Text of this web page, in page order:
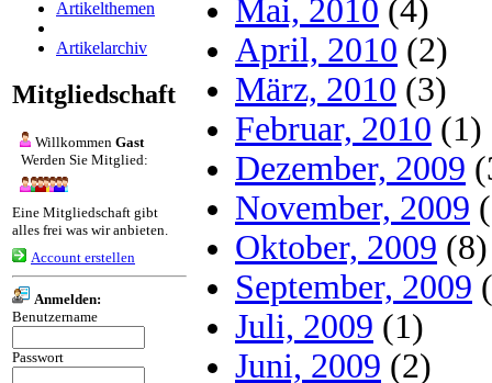
Artikelthemen
Artikelarchiv
Mitgliedschaft
Willkommen Gast
Werden Sie Mitglied:
Eine Mitgliedschaft gibt
alles frei was wir anbieten.
Account erstellen
Anmelden:
Benutzername
Passwort
Mai, 2010 (4)
April, 2010 (2)
März, 2010 (3)
Februar, 2010 (1)
Dezember, 2009
November, 2009
Oktober, 2009 (8)
September, 2009
Juli, 2009 (1)
Juni, 2009 (2)